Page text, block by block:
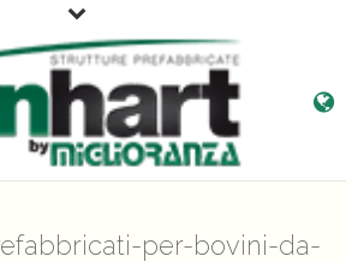
per-bovini-da-